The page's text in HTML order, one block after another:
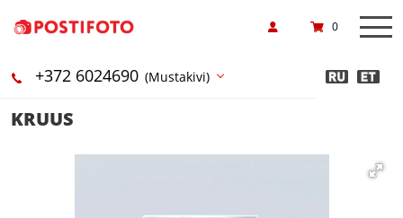
+372 6024690 (Mustakivi)
0
KRUUS